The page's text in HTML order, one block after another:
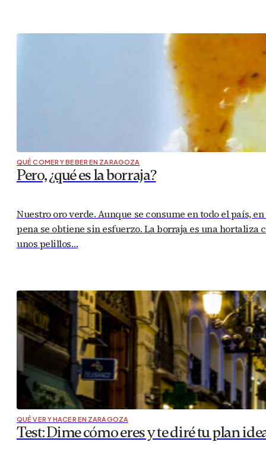
QUÉ COMER Y BEBER EN ZARAGOZA
Pero, ¿qué es la borraja?
Nuestro oro verde. Aunque se consume en todo el país,
pena se obtiene sin esfuerzo. La borraja es una
unos pelillos…
QUÉ VER Y HACER EN ZARAGOZA
Test: Dime cómo eres y te diré tu plan